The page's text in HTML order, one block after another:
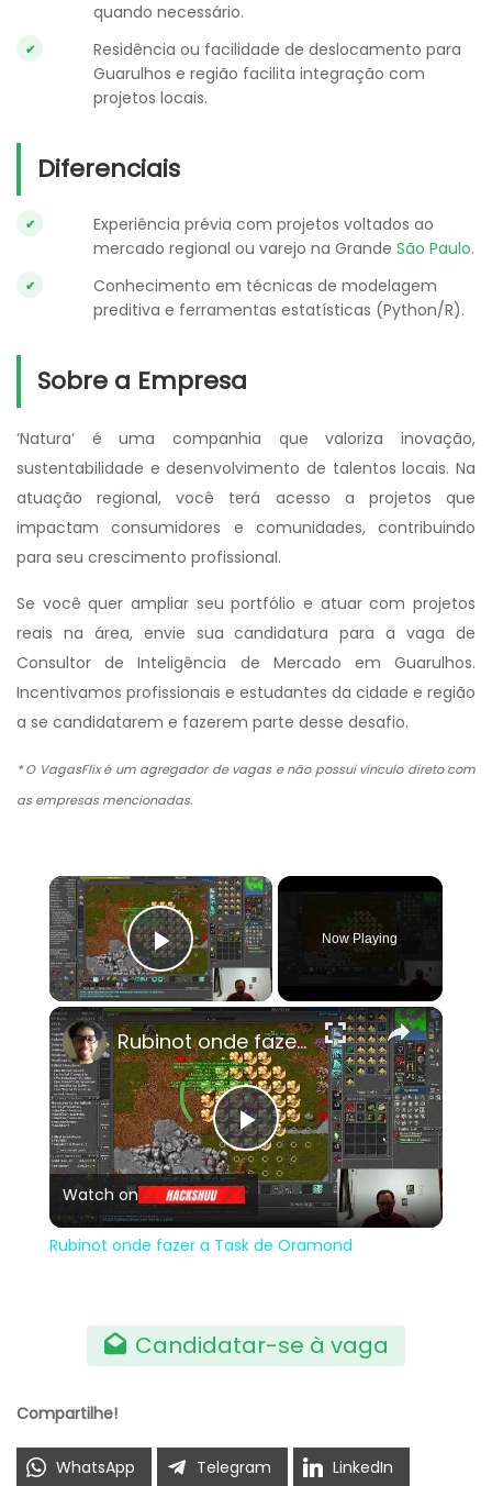
quando necessário.
Residência ou facilidade de deslocamento para
Guarulhos e região facilita integração com
projetos locais.
Diferenciais
Experiência prévia com projetos voltados ao
mercado regional ou varejo na Grande São Paulo.
Conhecimento em técnicas de modelagem
preditiva e ferramentas estatísticas (Python/R).
Sobre a Empresa
‘Natura’ é uma companhia que valoriza inovação,
sustentabilidade e desenvolvimento de talentos locais. Na
atuação regional, você terá acesso a projetos que
impactam consumidores e comunidades, contribuindo
para seu crescimento profissional.
Se você quer ampliar seu portfólio e atuar com projetos
reais na área, envie sua candidatura para a vaga de
Consultor de Inteligência de Mercado em Guarulhos.
Incentivamos profissionais e estudantes da cidade e região
a se candidatarem e fazerem parte desse desafio.
* O VagasFlix é um agregador de vagas e não possui vínculo direto com
as empresas mencionadas.
×
Play Video
Now Playing
×
Play
Video
Rubinot onde fazer a Task de Oramond
Watch on
Rubinot onde fazer a Task de Oramond
Candidatar-se à vaga
Compartilhe!
WhatsApp Telegram LinkedIn